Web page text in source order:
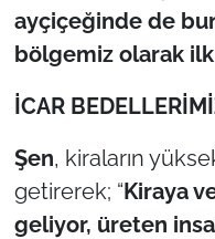
ayçiçeğinde de
bölgemiz olarak
İCAR
Şen, kiraların
getirerek; “Kiraya
geliyor, üreten